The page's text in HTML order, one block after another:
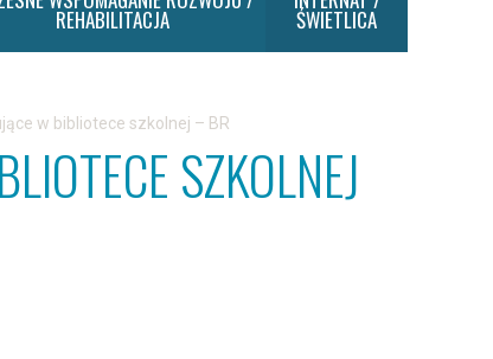
REHABILITACJA ŚWIETLICA
w bibliotece szkolnej – BR
SZKOLNEJ